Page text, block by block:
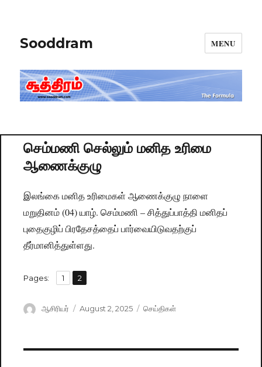
Sooddram MENU
செம்மணி செல்லும் மனித உரிமை
ஆணைக்குழு
இலங்கை மனித உரிமைகள் ஆணைக்குழு நாளை
மறுதினம் (04) யாழ். செம்மணி – சித்துப்பாத்தி மனிதப்
புதைகுழிப் பிரதேசத்தைப் பார்வையிடுவதற்குப்
தீர்மானித்துள்ளது.
Pages: Page
1 ,
Page
2
Author
ஆசிரியர்
Posted
August 2, 2025 Categories
செய்திகள்